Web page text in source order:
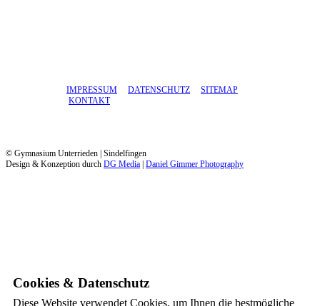
IMPRESSUM DATENSCHUTZ
SITEMAP
KONTAKT
© Gymnasium Unterrieden | Sindelfingen
Design & Konzeption durch DG Media | Daniel Gimmer Photography
Cookies & Datenschutz
Diese Website verwendet Cookies, um Ihnen die bestmögliche